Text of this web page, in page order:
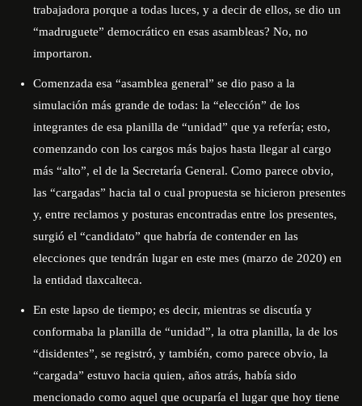
trabajadora porque a todas luces, y a decir de ellos, se dio un
“madruguete” democrático en esas asambleas? No, no
importaron.
Comenzada esa “asamblea general” se dio paso a la
simulación más grande de todas: la “elección” de los
integrantes de esa planilla de “unidad” que ya refería; esto,
comenzando con los cargos más bajos hasta llegar al cargo
más “alto”, el de la Secretaría General. Como parece obvio,
las “cargadas” hacia tal o cual propuesta se hicieron presentes
y, entre reclamos y posturas encontradas entre los presentes,
surgió el “candidato” que habría de contender en las
elecciones que tendrán lugar en este mes (marzo de 2020) en
la entidad tlaxcalteca.
En este lapso de tiempo; es decir, mientras se discutía y
conformaba la planilla de “unidad”, la otra planilla, la de los
“disidentes”, se registró, y también, como parece obvio, la
“cargada” estuvo hacia quien, años atrás, había sido
mencionado como aquel que ocuparía el lugar que hoy tiene